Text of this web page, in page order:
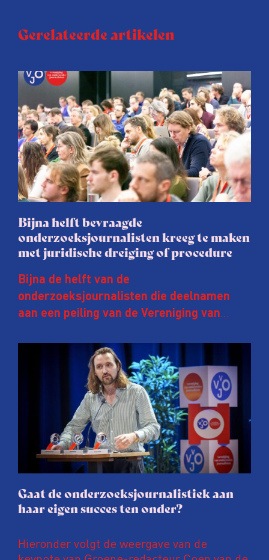
Gerelateerde artikelen
Bijna helft bevraagde
onderzoeksjournalisten kreeg te maken
met juridische dreiging of procedure
Bijna de helft van de
onderzoeksjournalisten die deelnamen
aan een peiling van de Vereniging van
afgelopen twee jaar te maken met
juridische dreiging of een juridische
procedure rond het eigen werk. Dat kost
journalisten tijd, ook ervaren zij stress en
soms worden publicaties aangepast of
gaat de hele publicatie zelfs niet door.
Gaat de onderzoeksjournalistiek aan
haar eigen succes ten onder?
Hieronder volgt de weergave van de